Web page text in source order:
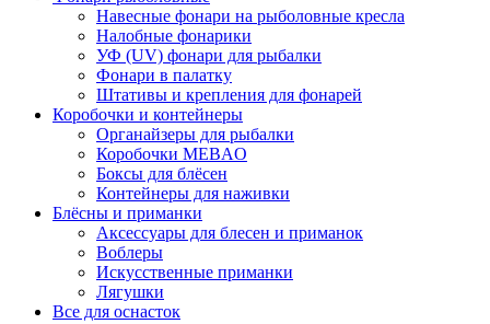
Навесные фонари на рыболовные кресла
Налобные фонарики
УФ (UV) фонари для рыбалки
Фонари в палатку
Штативы и крепления для фонарей
Коробочки и контейнеры
Органайзеры для рыбалки
Коробочки MEBAO
Боксы для блёсен
Контейнеры для наживки
Блёсны и приманки
Аксессуары для блесен и приманок
Воблеры
Искусственные приманки
Лягушки
Все для оснасток